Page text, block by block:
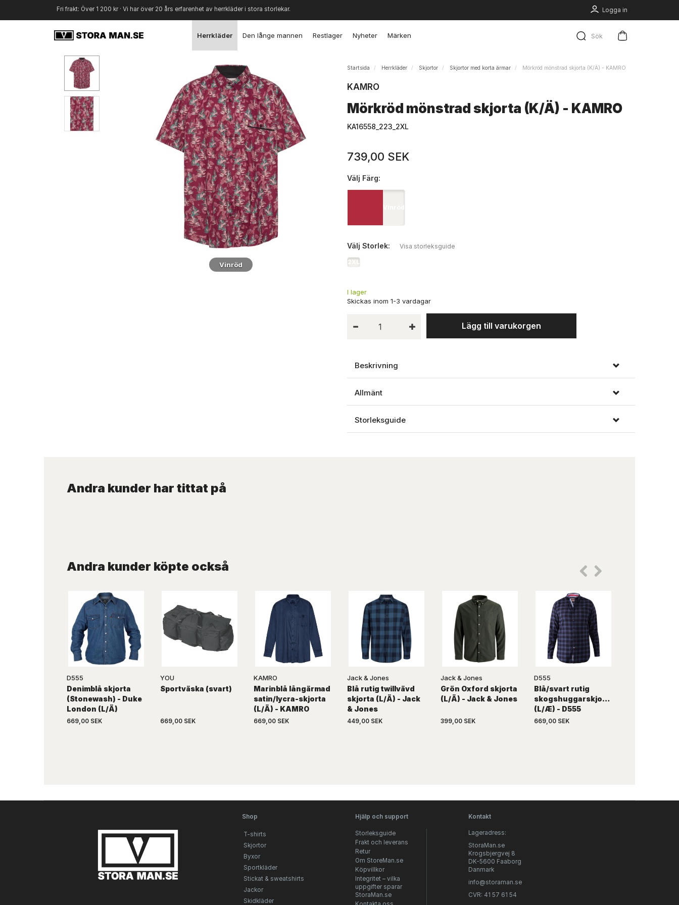
Logga in
Fri frakt: Över 1 200 kr · Vi har över 20 års erfarenhet av herrkläder i stora storlekar.
Sök
Herrkläder Den långe mannen Restlager Nyheter Märken
Vinröd
Startsida Herrkläder Skjortor Skjortor med korta ärmar Mörkröd mönstrad skjorta (K/Ä) - KAMRO
KAMRO
Mörkröd mönstrad skjorta (K/Ä) - KAMRO
KA16558_223_2XL
739,00 SEK
Välj Färg:
Vinröd
Välj Storlek: Visa storleksguide
2XL
I lager
Lägg till varukorgen
Beskrivning
Allmänt
Storleksguide
Andra kunder har tittat på
Andra kunder köpte också
D555
Denimblå skjorta
(Stonewash) - Duke
London (L/Ä)
669,00 SEK
YOU
Sportväska (svart)
669,00 SEK
KAMRO
Marinblå långärmad
satin/lycra-skjorta
(L/Ä) - KAMRO
669,00 SEK
Jack & Jones
Blå rutig twillvävd
skjorta (L/Ä) - Jack
& Jones
449,00 SEK
Jack & Jones
Grön Oxford skjorta
(L/Ä) - Jack & Jones
399,00 SEK
D555
Blå/svart rutig
skogshuggarskjorta
(L/Æ) - D555
669,00 SEK
Shop
T-shirts
Skjortor
Byxor
Sportkläder
Stickat & sweatshirts
Jackor
Skidkläder
Hjälp och support
Storleksguide
Frakt och leverans
Retur
Om StoreMan.se
Köpvillkor
Integritet – vilka
uppgifter sparar
StoraMan.se
Kontakt
Lageradress:
StoraMan.se
Krogsbjergvej 8
DK-5600 Faaborg
Danmark
info@storaman.se
CVR: 41 57 61 54